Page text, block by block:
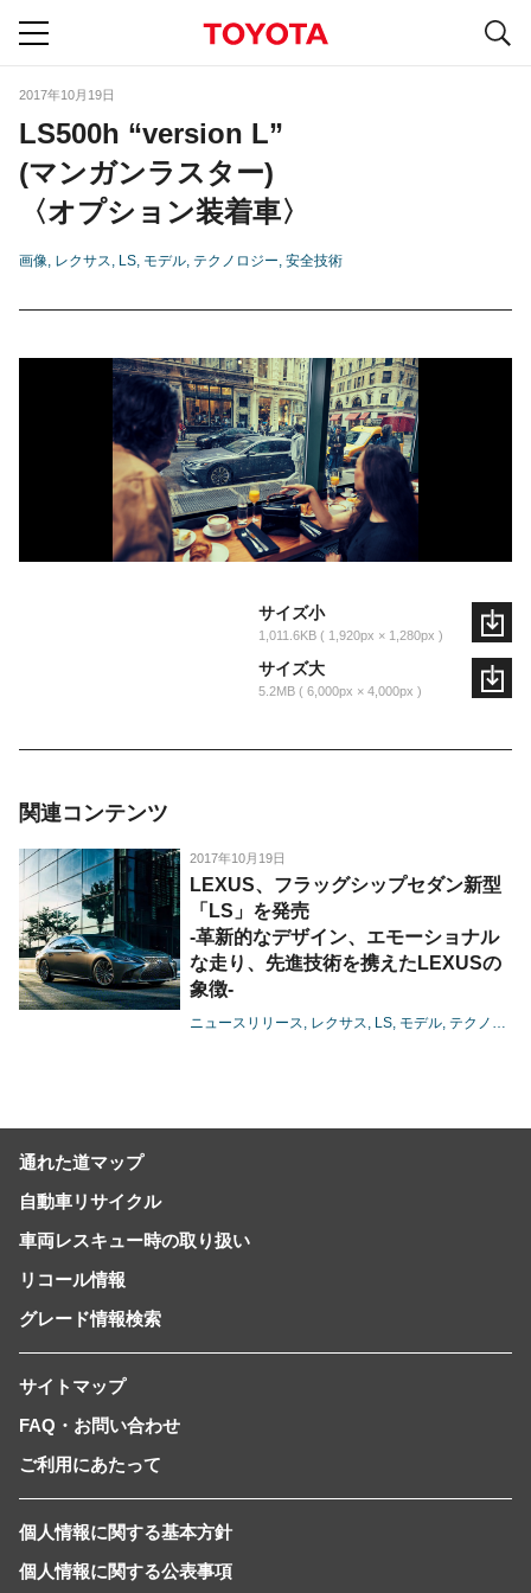
2017年10月19日
LS500h “version L”
(マンガンラスター)
〈オプション装着車〉
画像 レクサス LS モデル テクノロジー 安全技術
サイズ小
1,011.6KB 1,920px × 1,280px
サイズ大
5.2MB 6,000px × 4,000px
関連コンテンツ
2017年10月19日
LEXUS、フラッグシップセダン新型
「LS」を発売
-革新的なデザイン、エモーショナル
な走り、先進技術を携えたLEXUSの
象徴-
ニュースリリース レクサス LS モデル テクノロジー
通れた道マップ
自動車リサイクル
車両レスキュー時の取り扱い
リコール情報
グレード情報検索
サイトマップ
FAQ・お問い合わせ
ご利用にあたって
個人情報に関する基本方針
個人情報に関する公表事項